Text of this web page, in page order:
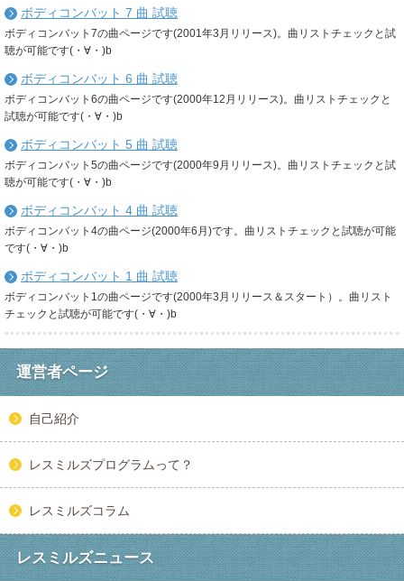
ボディコンバット 7 曲 試聴
ボディコンバット7の曲ページです(2001年3月リリース)。曲リストチェックと試
聴が可能です(・∀・)b
ボディコンバット 6 曲 試聴
ボディコンバット6の曲ページです(2000年12月リリース)。曲リストチェックと
試聴が可能です(・∀・)b
ボディコンバット 5 曲 試聴
ボディコンバット5の曲ページです(2000年9月リリース)。曲リストチェックと試
聴が可能です(・∀・)b
ボディコンバット 4 曲 試聴
ボディコンバット4の曲ページ(2000年6月)です。曲リストチェックと試聴が可能
です(・∀・)b
ボディコンバット 1 曲 試聴
ボディコンバット1の曲ページです(2000年3月リリース＆スタート）。曲リスト
チェックと試聴が可能です(・∀・)b
運営者ページ
自己紹介
レスミルズプログラムって？
レスミルズコラム
レスミルズニュース